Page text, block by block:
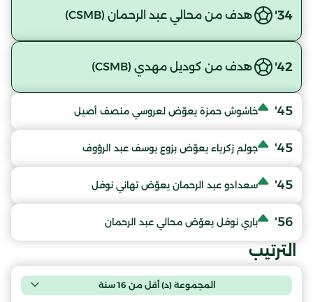
34' هدف من محالي عبد الرحمان (CSMB)
42' هدف من كوديل مهدي (CSMB)
45' خاشوش حمزة يعوّض لعروسي منصف أصيل
45' جولم زكرياء يعوّض بزوع يوسف عبد الرؤوف
45' سعدادو عبد الرحمان يعوّض تهاني نوفل
56' باري نوفل يعوّض محالي عبد الرحمان
الترتيب
المجموعة (د) أقل من 16 سنة